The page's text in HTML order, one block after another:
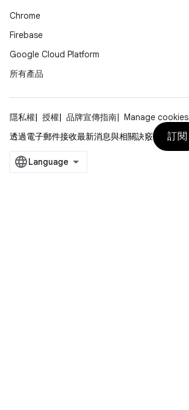
Chrome
Firebase
Google Cloud Platform
所有產品
隱私權 授權 品牌宣傳指南
Manage cookies
透過電子郵件接收最新消息與相關訣竅
訂閱